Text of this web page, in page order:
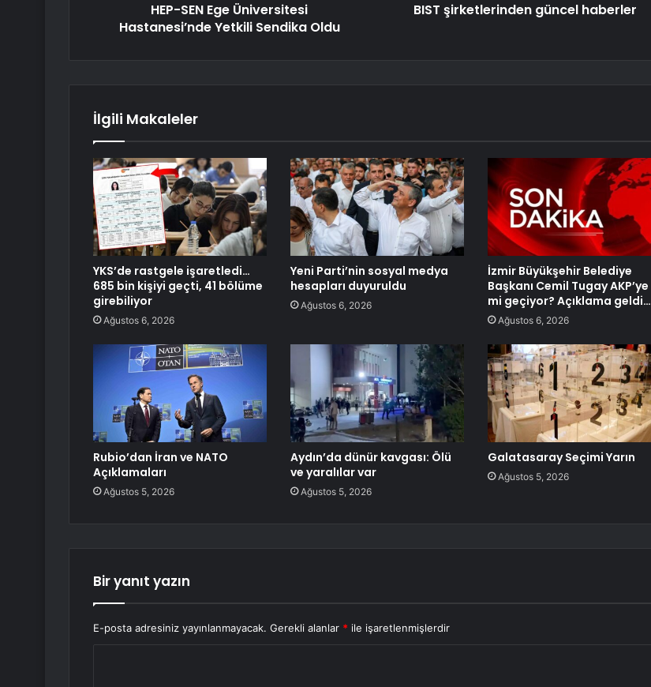
HEP-SEN Ege Üniversitesi
Hastanesi’nde Yetkili Sendika Oldu
BIST şirketlerinden güncel haberler
İlgili Makaleler
YKS’de rastgele işaretledi…
685 bin kişiyi geçti, 41 bölüme
girebiliyor
Ağustos 6, 2026
Yeni Parti’nin sosyal medya
hesapları duyuruldu
Ağustos 6, 2026
İzmir Büyükşehir Belediye
Başkanı Cemil Tugay AKP’ye
mi geçiyor? Açıklama geldi…
Ağustos 6, 2026
Rubio’dan İran ve NATO
Açıklamaları
Ağustos 5, 2026
Aydın’da dünür kavgası: Ölü
ve yaralılar var
Ağustos 5, 2026
Galatasaray Seçimi Yarın
Ağustos 5, 2026
Bir yanıt yazın
E-posta adresiniz yayınlanmayacak. Gerekli alanlar * ile işaretlenmişlerdir